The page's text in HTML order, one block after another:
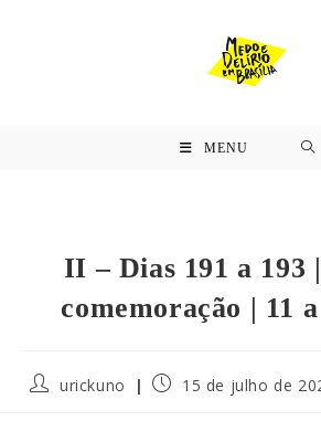
MENU
II – Dias 191 a 193
comemoração | 11
urickuno 15 de julho de